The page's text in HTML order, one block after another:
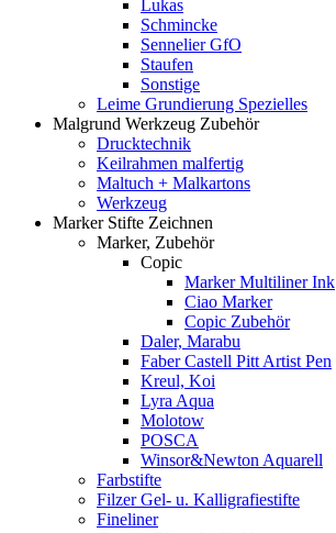
Lukas
Schmincke
Sennelier GfO
Staufen
Sonstige
Leime Grundierung Spezielles
Malgrund Werkzeug Zubehör
Drucktechnik
Keilrahmen malfertig
Maltuch + Malkartons
Werkzeug
Marker Stifte Zeichnen
Marker, Zubehör
Copic
Marker Multiliner Ink
Ciao Marker
Copic Zubehör
Daler, Marabu
Faber Castell Pitt Artist Pen
Kreul, Koi
Lyra Aqua
Molotow
POSCA
Winsor&Newton Aquarell
Farbstifte
Filzer Gel- u. Kalligrafiestifte
Fineliner